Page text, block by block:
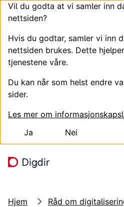
Vil du godta at vi samler inn
nettsiden?
Hvis du godtar, samler vi inn
nettsiden brukes. Dette
tjenestene våre.
Du kan når som helst endre
sider.
Les mer om
Ja
Nei
Hjem
Råd om